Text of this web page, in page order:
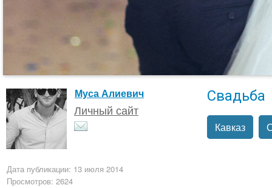
Муса Алиевич
Личный сайт
Свадьба
Кавказ
Дата публикации: 13 июля 2014
Просмотров: 2624